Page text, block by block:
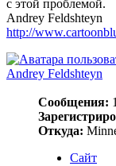
с этой проблемой.
Andrey Feldshteyn
http://
Andrey Feldshteyn
Сообщения:
Откуда:
Сайт